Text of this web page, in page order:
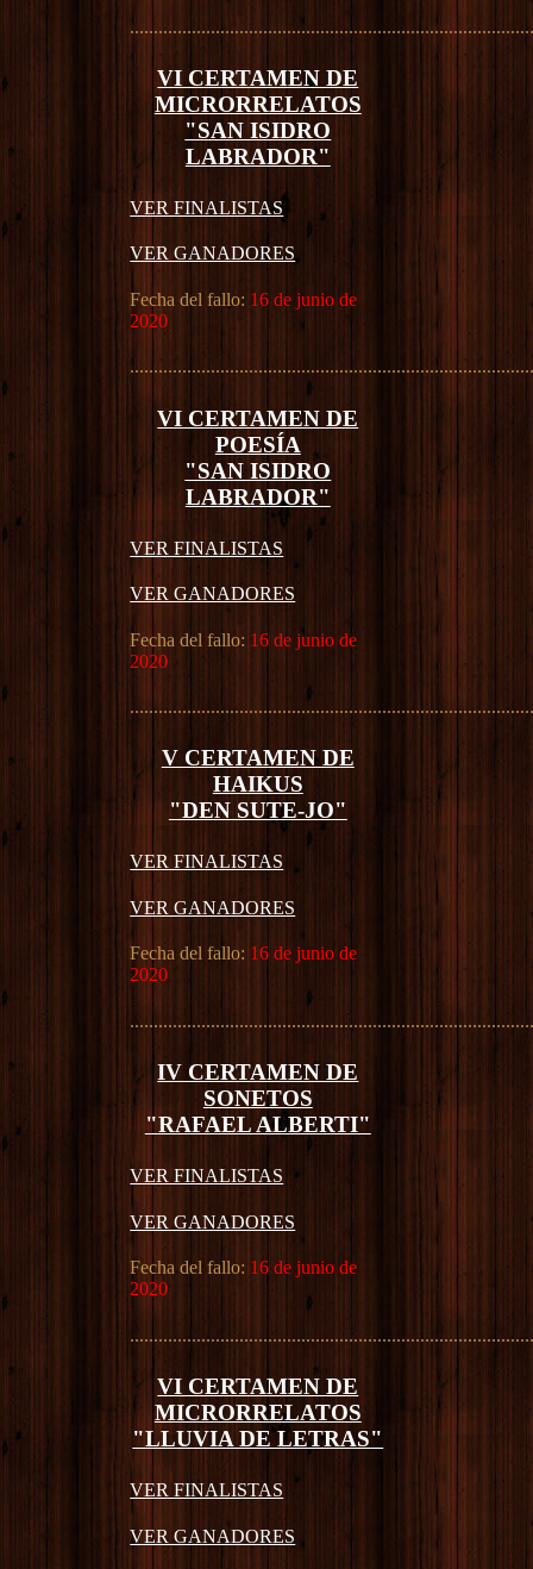
VI CERTAMEN DE
MICRORRELATOS
"SAN ISIDRO
LABRADOR"
VER FINALISTAS
VER GANADORES
Fecha del fallo: 16 de junio de
2020
VI CERTAMEN DE
POESÍA
"SAN ISIDRO
LABRADOR"
VER FINALISTAS
VER GANADORES
Fecha del fallo: 16 de junio de
2020
V CERTAMEN DE
HAIKUS
"DEN SUTE-JO"
VER FINALISTAS
VER GANADORES
Fecha del fallo: 16 de junio de
2020
IV CERTAMEN DE
SONETOS
"RAFAEL ALBERTI"
VER FINALISTAS
VER GANADORES
Fecha del fallo: 16 de junio de
2020
VI CERTAMEN DE
MICRORRELATOS
"LLUVIA DE LETRAS"
VER FINALISTAS
VER GANADORES